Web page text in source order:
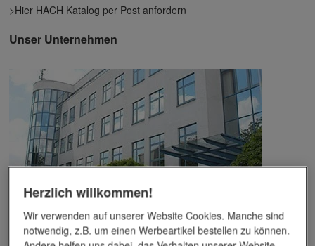
>Hier HACH Katalog per Post anfordern
Unser Unternehmen
Das Unternehmen verfügt über jahrzehntelange Erfahrung im
Bereich der Werbemittelveredelung und im Werbeartikel-Markt.
Herzlich willkommen!
Wir verwenden auf unserer Website Cookies. Manche sind
notwendig, z.B. um einen Werbeartikel bestellen zu können.